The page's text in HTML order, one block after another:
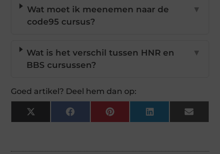
Wat moet ik meenemen naar de
code95 cursus?
▼
Wat is het verschil tussen HNR en
BBS cursussen?
▼
Goed artikel? Deel hem dan op:
X
(Twitter)
FacebookPinterestLinkedInEmail